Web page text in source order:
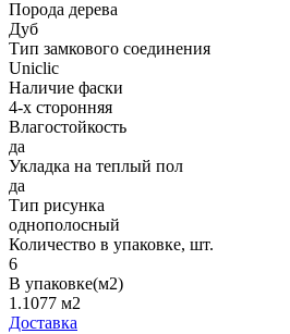
Порода дерева
Дуб
Тип замкового соединения
Uniclic
Наличие фаски
4-х сторонняя
Влагостойкость
да
Укладка на теплый пол
да
Тип рисунка
однополосный
Количество в упаковке, шт.
6
В упаковке(м2)
1.1077 м2
Доставка